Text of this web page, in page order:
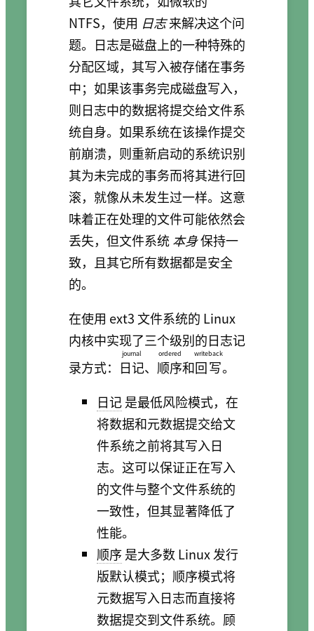
NTFS，使用 日志来解决这个问
题。日志是磁盘上的一种特殊的
分配区域，其写入被存储在事务
中；如果该事务完成磁盘写入，
则日志中的数据将提交给文件系
统自身。如果系统在该操作提交
前崩溃，则重新启动的系统识别
其为未完成的事务而将其进行回
滚，就像从未发生过一样。这意
味着正在处理的文件可能依然会
丢失，但文件系统本身保持一
致，且其它所有数据都是安全
的。
在使用 ext3 文件系统的 Linux
内核中实现了三个级别的日志记
录方式： 日记
journal
、 顺序
ordered
和回写
writeback
。
日记是最低风险模式，在
将数据和元数据提交给文
件系统之前将其写入日
志。这可以保证正在写入
的文件与整个文件系统的
一致性，但其显著降低了
性能。
顺序是大多数 Linux 发行
版默认模式；顺序模式将
元数据写入日志而直接将
数据提交到文件系统。顾